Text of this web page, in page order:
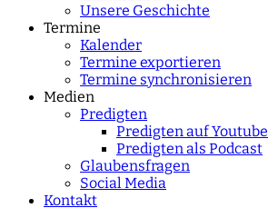
Unsere Geschichte
Termine
Kalender
Termine exportieren
Termine synchronisieren
Medien
Predigten
Predigten auf Youtube
Predigten als Podcast
Glaubensfragen
Social Media
Kontakt